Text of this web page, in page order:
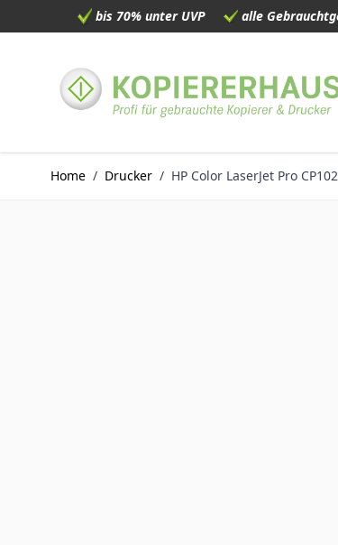
bis 70% unter UVP alle
Home / Drucker / HP Color LaserJet Pro